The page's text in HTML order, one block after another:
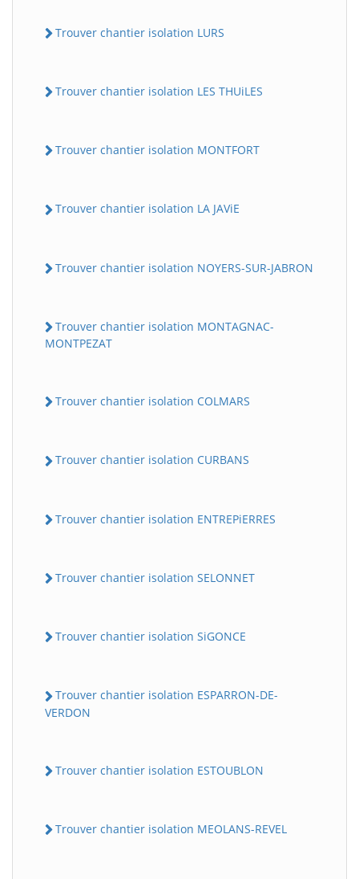
Trouver chantier isolation LURS
Trouver chantier isolation LES THUiLES
Trouver chantier isolation MONTFORT
Trouver chantier isolation LA JAViE
Trouver chantier isolation NOYERS-SUR-JABRON
Trouver chantier isolation MONTAGNAC-
MONTPEZAT
Trouver chantier isolation COLMARS
Trouver chantier isolation CURBANS
Trouver chantier isolation ENTREPiERRES
Trouver chantier isolation SELONNET
Trouver chantier isolation SiGONCE
Trouver chantier isolation ESPARRON-DE-
VERDON
Trouver chantier isolation ESTOUBLON
Trouver chantier isolation MEOLANS-REVEL